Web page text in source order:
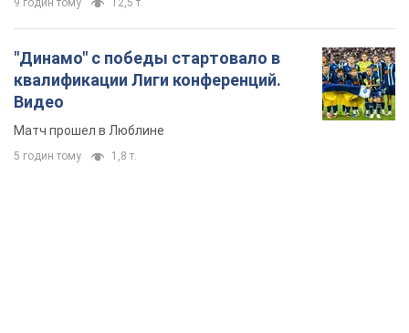
9 годин тому 12,5 т.
"Динамо" с победы стартовало в
квалификации Лиги конференций.
Видео
Матч прошел в Люблине
5 годин тому 1,8 т.